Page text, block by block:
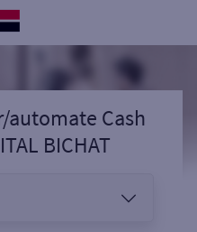
Cash
BICHAT